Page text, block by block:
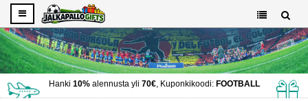
Hanki 10%alennusta yli 70€, Kuponkikoodi: FOOTBALL